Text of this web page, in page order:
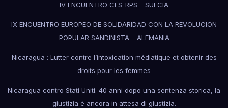
IV ENCUENTRO CES-RPS – SUECIA
IX ENCUENTRO EUROPEO DE SOLIDARIDAD CON LA REVOLUCION
POPULAR SANDINISTA – ALEMANIA
Nicaragua : Lutter contre l’intoxication médiatique et obtenir des
droits pour les femmes
Nicaragua contro Stati Uniti: 40 anni dopo una sentenza storica, la
giustizia è ancora in attesa di giustizia.